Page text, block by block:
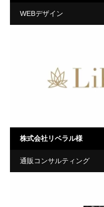
WEBデザイン
株式会社リベラル様
通販コンサルティング